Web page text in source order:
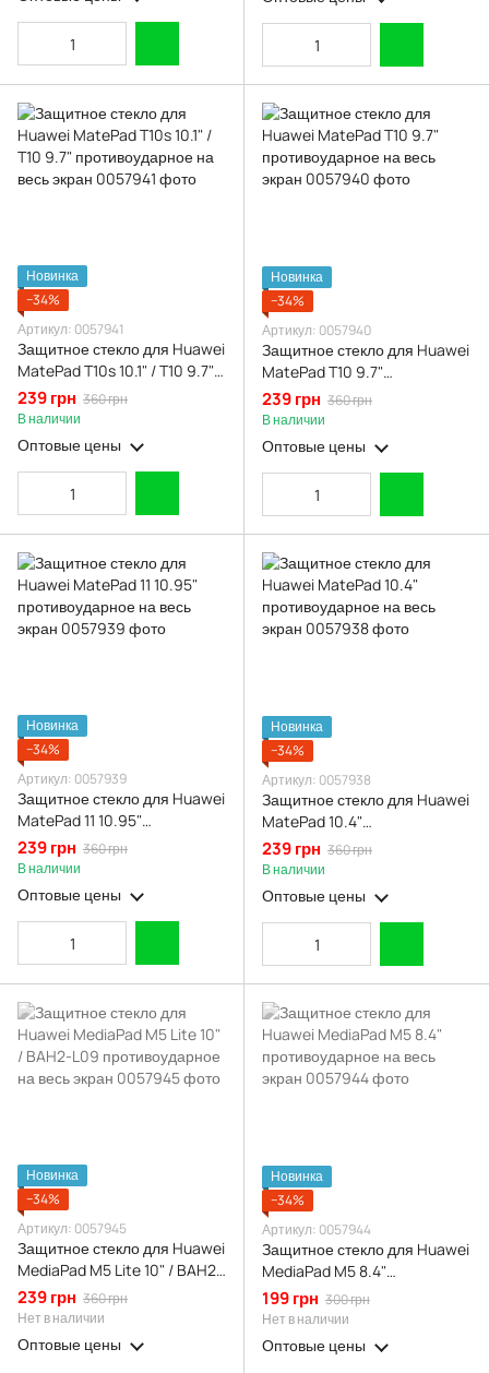
Новинка
−34%
Артикул: 0057941
Защитное стекло для Huawei
MatePad T10s 10.1" / T10 9.7"
противоударное на весь
экран
239 грн 360 грн
В наличии
Оптовые цены
Новинка
−34%
Артикул: 0057940
Защитное стекло для Huawei
MatePad T10 9.7"
противоударное на весь
экран
239 грн 360 грн
В наличии
Оптовые цены
Новинка
−34%
Артикул: 0057939
Защитное стекло для Huawei
MatePad 11 10.95"
противоударное на весь
экран
239 грн 360 грн
В наличии
Оптовые цены
Новинка
−34%
Артикул: 0057938
Защитное стекло для Huawei
MatePad 10.4"
противоударное на весь
экран
239 грн 360 грн
В наличии
Оптовые цены
Новинка
−34%
Артикул: 0057945
Защитное стекло для Huawei
MediaPad M5 Lite 10" / BAH2-
L09 противоударное на весь
экран
239 грн 360 грн
Нет в наличии
Оптовые цены
Новинка
−34%
Артикул: 0057944
Защитное стекло для Huawei
MediaPad M5 8.4"
противоударное на весь
экран
199 грн 300 грн
Нет в наличии
Оптовые цены